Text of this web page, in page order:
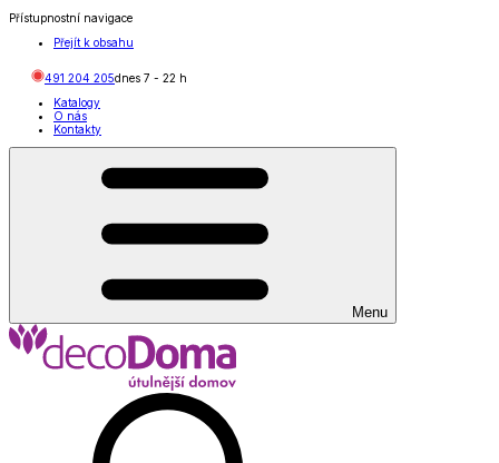
Přístupnostní navigace
Přejít k obsahu
491 204 205dnes 7 - 22 h
Katalogy
O nás
Kontakty
Menu